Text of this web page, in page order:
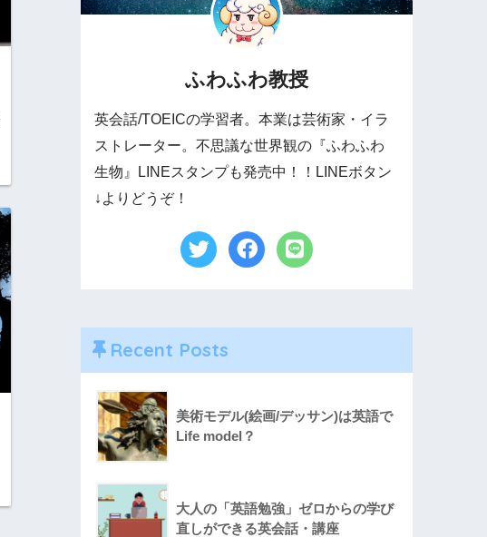
ふわふわ教授
英会話/TOEICの学習者。本業は芸術家・イラ
ストレーター。不思議な世界観の『ふわふわ
生物』LINEスタンプも発売中！！LINEボタン
↓よりどうぞ！
Recent Posts
美術モデル(絵画/デッサン)は英語で
Life model？
大人の「英語勉強」ゼロからの学び
直しができる英会話・講座